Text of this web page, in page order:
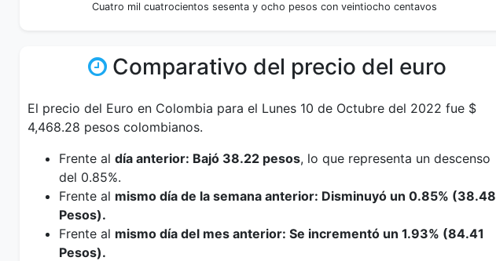
Cuatro mil cuatrocientos sesenta y ocho pesos con veintiocho centavos
Comparativo del precio del euro
El precio del Euro en Colombia para el Lunes 10 de Octubre del 2022 fue $
4,468.28 pesos colombianos.
Frente al día anterior: Bajó 38.22 pesos, lo que representa un descenso
del 0.85%.
Frente al mismo día de la semana anterior: Disminuyó un 0.85% (38.48
Pesos).
Frente al mismo día del mes anterior: Se incrementó un 1.93% (84.41
Pesos).